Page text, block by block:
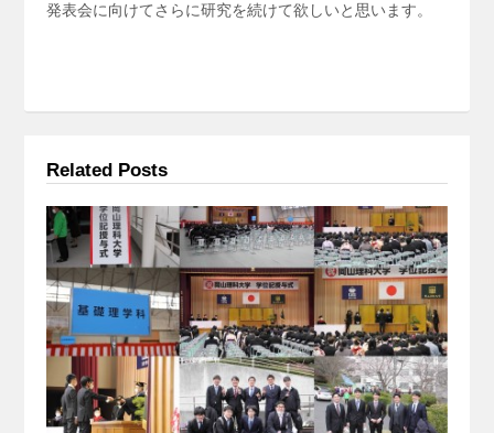
発表会に向けてさらに研究を続けて欲しいと思います。
Related Posts